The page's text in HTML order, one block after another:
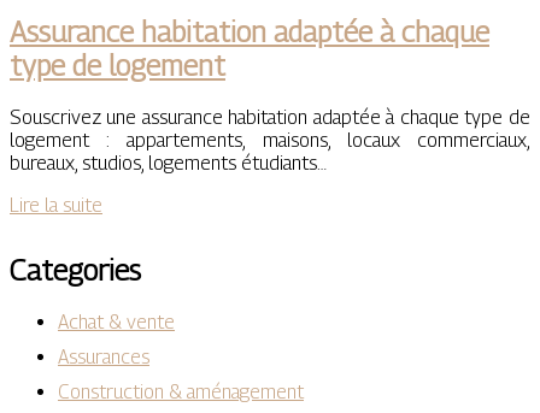
Assurance habitation adaptée à chaque
type de logement
Souscrivez une assurance habitation adaptée à chaque type de
logement : appartements, maisons, locaux commerciaux,
bureaux, studios, logements étudiants…
Lire la suite
Categories
Achat & vente
Assurances
Construction & aménagement